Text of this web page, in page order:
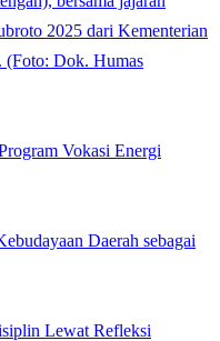
Vokasi Energi
Daerah sebagai
Lewat Refleksi